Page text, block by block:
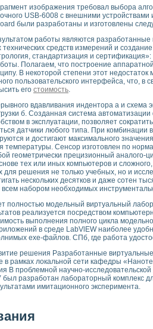
данных NI USB-6009
относительного остаточного
возбуждения комбинационных
качества электрической энергии
питания PSP 2010 фирмы GW INSTEK
солнечных модулей на базе USB-6008
и мехатроника
характеристик реверсивных сред
LabVIEW для исследования наноструктур
обработки биопродуктов с
возможностей алгоритма
виртуального полярографа на основе
плазменно-пылевых
при обработке возмущениями
с биквадрантным источником
физики на примере выдающихся
времени
с использованием LabVIEW
солнечных элементов и модулей
в медицинской эндоскопии
комплекса NI - Motion
по данным эхолокационного
плазменных процессов синтеза
плазмы
изображения требовал выбора
USB-6008 с внешними
были разработаны и изготовлены
работы являются
средств измерений и
стандартизация и
Полагаем, что построение
В некоторой степени этот
пользовательского интерфейса, что,
его стоимость
вдавливания индентора а и схема
б. Созданная система
в эксплуатации, позволяет
датчики любого типа. При
и достигают максимального
температуры. Сенсор изготовлен по
геометрически прецизионный
тех или иных компьютеров и
решения не только учебных, но и
нескольких десятков и даже сотен
всем набором необходимых
полностью модельный виртуальный
реализуется посредством
выполнения полного цикла
в среде LabVlEW наиболее
ехе-файлов. СПб, где работа
решения Разработанные
в рамках локальной сети кафедры
В проблемной научно-
разработан лабораторный комплекс
имитационного эксперимента.